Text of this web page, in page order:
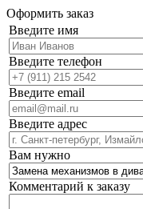
Оформить заказ
Введите имя
Введите телефон
Введите email
Введите адрес
Вам нужно
Комментарий к заказу